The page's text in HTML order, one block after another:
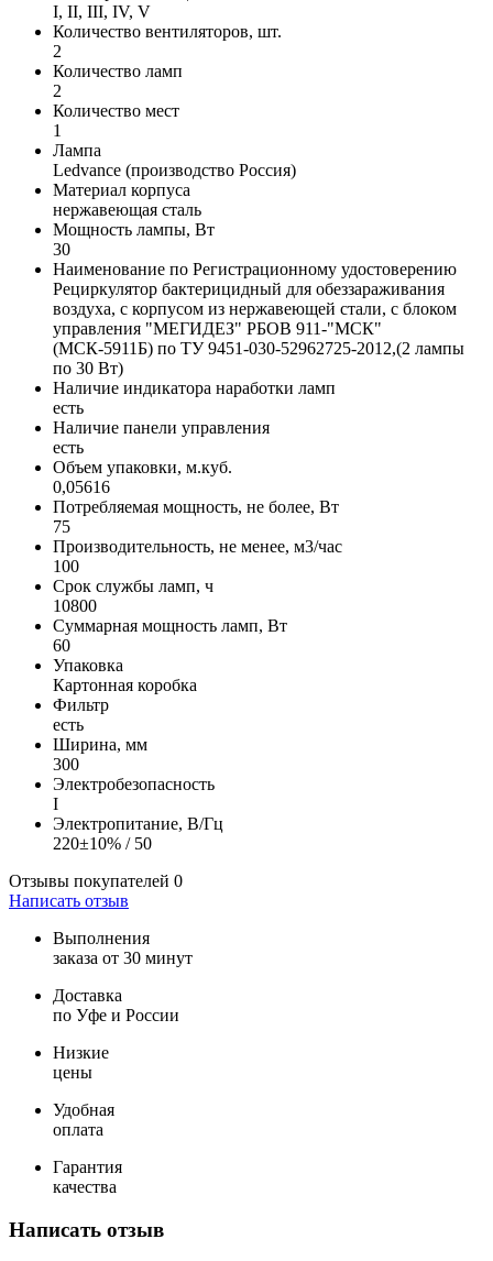
I, II, III, IV, V
Количество вентиляторов, шт.
2
Количество ламп
2
Количество мест
1
Лампа
Ledvance (производство Россия)
Материал корпуса
нержавеющая сталь
Мощность лампы, Вт
30
Наименование по Регистрационному удостоверению
Рециркулятор бактерицидный для обеззараживания
воздуха, с корпусом из нержавеющей стали, с блоком
управления "МЕГИДЕЗ" РБОВ 911-"МСК"
(МСК-5911Б) по ТУ 9451-030-52962725-2012,(2 лампы
по 30 Вт)
Наличие индикатора наработки ламп
есть
Наличие панели управления
есть
Объем упаковки, м.куб.
0,05616
Потребляемая мощность, не более, Вт
75
Производительность, не менее, м3/час
100
Срок службы ламп, ч
10800
Суммарная мощность ламп, Вт
60
Упаковка
Картонная коробка
Фильтр
есть
Ширина, мм
300
Электробезопасность
I
Электропитание, В/Гц
220±10% / 50
Отзывы покупателей 0
Написать отзыв
Выполнения
заказа от 30 минут
Доставка
по Уфе и России
Низкие
цены
Удобная
оплата
Гарантия
качества
Написать отзыв